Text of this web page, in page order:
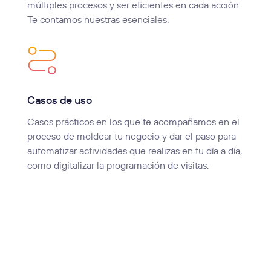
múltiples procesos y ser eficientes en cada acción.
Te contamos nuestras esenciales.
Casos de uso
Casos prácticos en los que te acompañamos en el
proceso de moldear tu negocio y dar el paso para
automatizar actividades que realizas en tu día a día,
como digitalizar la programación de visitas.